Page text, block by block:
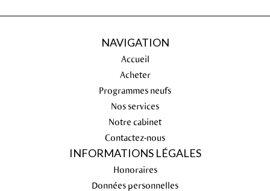
NAVIGATION
Accueil
Acheter
Programmes neufs
Nos services
Notre cabinet
Contactez-nous
INFORMATIONS LÉGALES
Honoraires
Données personnelles